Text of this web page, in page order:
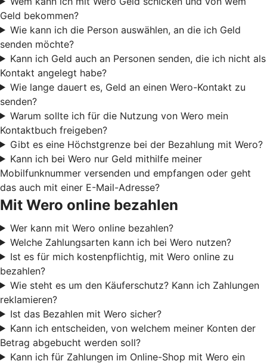
Geld bekommen?
Wie kann ich die Person auswählen, an die ich Geld
senden möchte?
Kann ich Geld auch an Personen senden, die ich nicht als
Kontakt angelegt habe?
Wie lange dauert es, Geld an einen Wero-Kontakt zu
senden?
Warum sollte ich für die Nutzung von Wero mein
Kontaktbuch freigeben?
Gibt es eine Höchstgrenze bei der Bezahlung mit Wero?
Kann ich bei Wero nur Geld mithilfe meiner
Mobilfunknummer versenden und empfangen oder geht
das auch mit einer E-Mail-Adresse?
Mit Wero online bezahlen
Wer kann mit Wero online bezahlen?
Welche Zahlungsarten kann ich bei Wero nutzen?
Ist es für mich kostenpflichtig, mit Wero online zu
bezahlen?
Wie steht es um den Käuferschutz? Kann ich Zahlungen
reklamieren?
Ist das Bezahlen mit Wero sicher?
Kann ich entscheiden, von welchem meiner Konten der
Betrag abgebucht werden soll?
Kann ich für Zahlungen im Online-Shop mit Wero ein